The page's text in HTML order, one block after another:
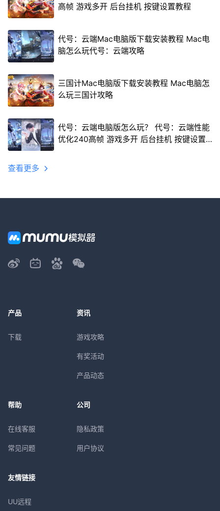
高帧 游戏多开 后台挂机 按键设置教程
代号：云端Mac电脑版下载安装教程 Mac电
脑怎么玩代号：云端攻略
三国计Mac电脑版下载安装教程 Mac电脑怎
么玩三国计攻略
代号：云端电脑版怎么玩？ 代号：云端性能
优化240高帧 游戏多开 后台挂机 按键设置
查看更多
产品
下载
资讯
游戏攻略
有奖活动
产品动态
帮助
在线客服
常见问题
公司
隐私政策
用户协议
友情链接
UU远程